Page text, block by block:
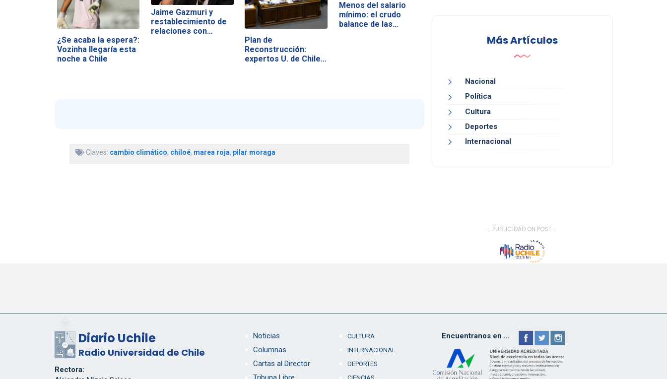
¿Se acaba la espera?:
Vozinha llegaría esta
noche a Chile
Jaime Gazmuri y
restablecimiento de
relaciones con…
Plan de
Reconstrucción:
expertos U. de Chile…
Menos del salario
mínimo: el crudo
balance de las…
Claves: cambio climático, chiloé, marea roja, pilar moraga
Más Artículos
Nacional
Política
Cultura
Deportes
Internacional
- PUBLICIDAD ON POST -
Diario Uchile
Radio Universidad de Chile
Rectora:
Noticias
Columnas
Cartas al Director
CULTURA
INTERNACIONAL
DEPORTES
Encuentranos en ...